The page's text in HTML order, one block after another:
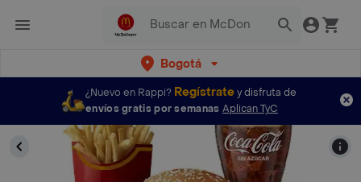
Bogotá
¿Nuevo en Rappi? Regístratey disfruta de
envíos gratis por semanas Aplican TyC